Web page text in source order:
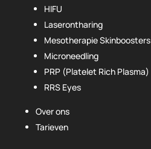
HIFU
Laserontharing
Mesotherapie Skinboosters
Microneedling
PRP (Platelet Rich Plasma)
RRS Eyes
Over ons
Tarieven